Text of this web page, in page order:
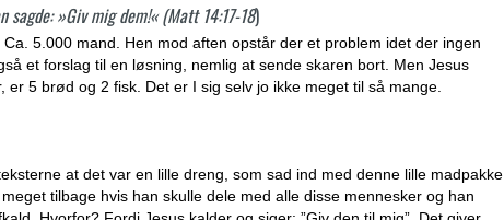
»Giv mig dem!« (Matt 14:17-18)
5.000 mand. Hen mod aften opstår der et problem idet der ingen
et forslag til en løsning, nemlig at sende skaren bort. Men Jesus
5 brød og 2 fisk. Det er I sig selv jo ikke meget til så mange.
at det var en lille dreng, som sad ind med denne lille madpakke.
tilbage hvis han skulle dele med alle disse mennesker og han